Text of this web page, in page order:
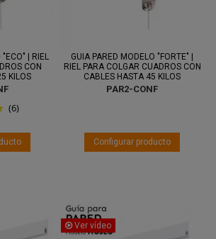
"ECO" | RIEL
CON
KILOS
(6)
GUIA PARED MODELO "FORTE" |
RIEL PARA COLGAR CUADROS CON
CABLES HASTA 45 KILOS
PAR2-CONF
Ver vídeo